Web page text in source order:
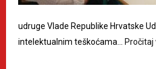
udruge Vlade Republike Hrvatske
intelektualnim teškoćama…
Pročitaj